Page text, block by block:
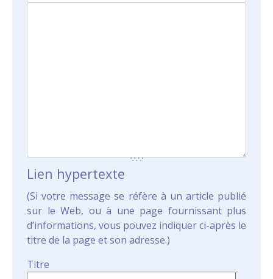
Lien hypertexte
(Si votre message se réfère à un article publié
sur le Web, ou à une page fournissant plus
d’informations, vous pouvez indiquer ci-après le
titre de la page et son adresse.)
Titre